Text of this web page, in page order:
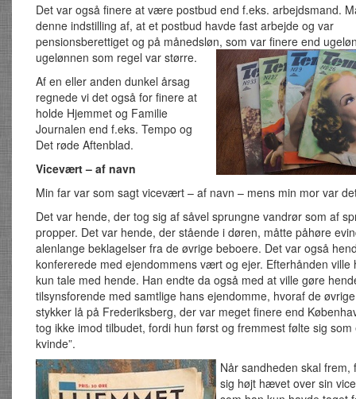
Det var også finere at være postbud end f.eks. arbejdsmand.
denne indstilling af, at et postbud havde fast arbejde og var
pensionsberettiget og på månedsløn, som var finere end
ugelønnen som regel var større.
Af en eller anden dunkel årsag
regnede vi det også for finere at
holde Hjemmet og Familie
Journalen end f.eks. Tempo og
Det røde Aftenblad.
Vicevært – af navn
Min far var som sagt vicevært – af navn – mens min mor var
Det var hende, der tog sig af såvel sprungne vandrør som af
propper. Det var hende, der stående i døren, måtte påhøre
alenlange beklagelser fra de øvrige beboere. Det var også
konfererede med ejendommens vært og ejer. Efterhånden ville
kun tale med hende. Han endte da også med at ville gøre
tilsynsforende med samtlige hans ejendomme, hvoraf de
stykker lå på Frederiksberg, der var meget finere end
tog ikke imod tilbudet, fordi hun først og fremmest følte sig som
kvinde”.
Når sandheden skal frem,
sig højt hævet over sin